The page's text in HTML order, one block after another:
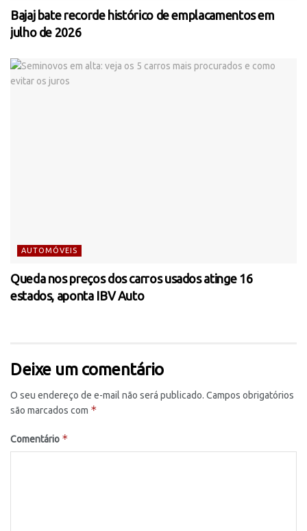
Bajaj bate recorde histórico de emplacamentos em
julho de 2026
AUTOMÓVEIS
Queda nos preços dos carros usados atinge 16
estados, aponta IBV Auto
Deixe um comentário
O seu endereço de e-mail não será publicado. Campos obrigatórios
são marcados com *
Comentário *